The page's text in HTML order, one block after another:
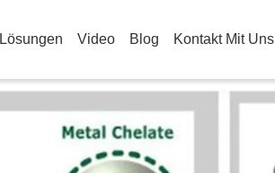
Lösungen Video Blog Kontakt Mit Uns